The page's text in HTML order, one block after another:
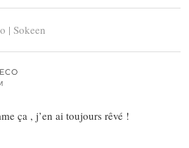
| Sokeen
ça , j’en ai toujours rêvé !